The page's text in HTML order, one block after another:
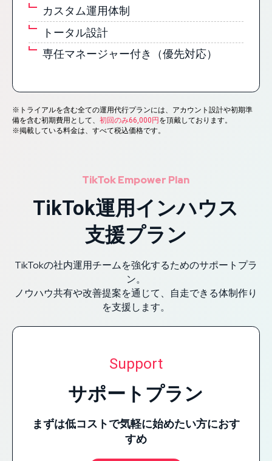
カスタム運用体制
トータル設計
専任マネージャー付き
（優先対応）
※トライアルを含む全ての運用代行プランには、アカウント設計や初期準
備を含む初期費用として、初回のみ66,000円を頂戴しております。
※掲載している料金は、すべて税込価格です。
TikTok Empower Plan
TikTok運用インハウス
支援プラン
TikTokの社内運用チームを強化するためのサポートプラ
ン。
ノウハウ共有や改善提案を通じて、自走できる体制作り
を支援します。
Support
サポートプラン
まずは低コストで気軽に始めたい方におす
すめ